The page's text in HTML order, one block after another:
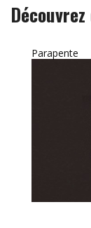
Parapente